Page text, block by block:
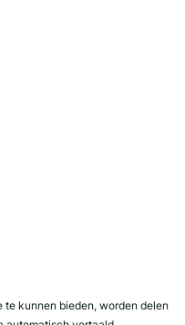
te kunnen bieden, worden delen